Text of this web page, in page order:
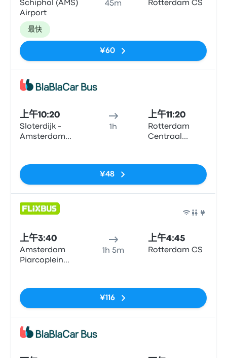
Schiphol (AMS)
Airport
45m Rotterdam CS
最快
¥60
上午10:20
Sloterdijk -
Amsterdam
1h
上午11:20
Rotterdam
Centraal
¥48
上午3:40
Amsterdam
Piarcoplein
1h 5m
上午4:45
Rotterdam CS
¥116